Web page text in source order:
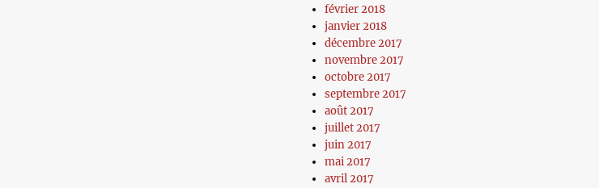
février 2018
janvier 2018
décembre 2017
novembre 2017
octobre 2017
septembre 2017
août 2017
juillet 2017
juin 2017
mai 2017
avril 2017